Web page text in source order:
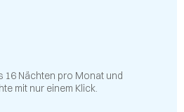
16 Nächten pro Monat und
mit nur einem Klick.